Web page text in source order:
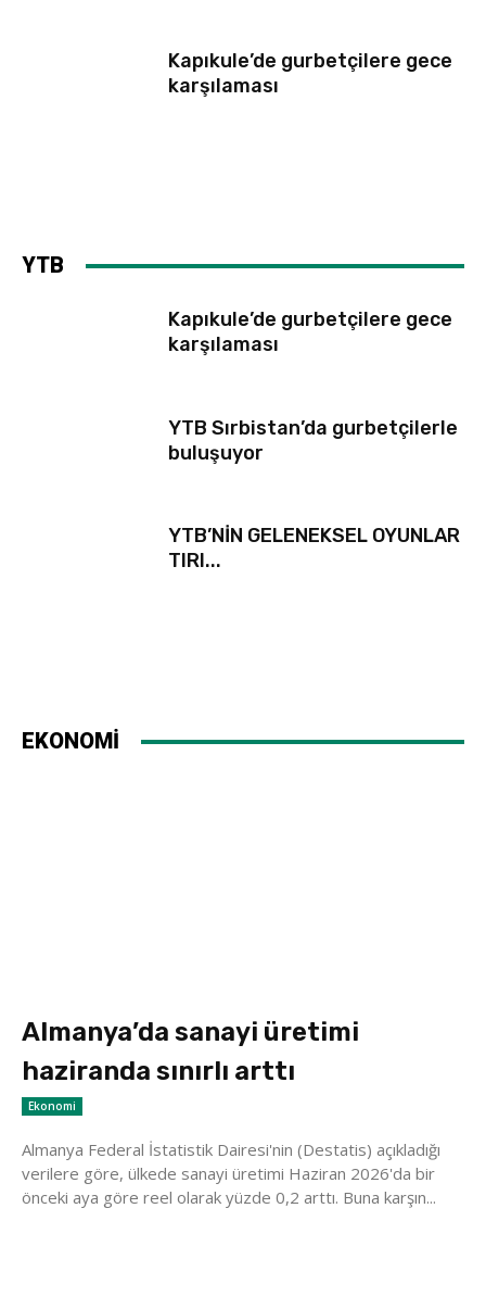
Kapıkule’de gurbetçilere gece
karşılaması
YTB
Kapıkule’de gurbetçilere gece
karşılaması
YTB Sırbistan’da gurbetçilerle
buluşuyor
YTB’NİN GELENEKSEL OYUNLAR
TIRI...
EKONOMİ
Almanya’da sanayi üretimi
haziranda sınırlı arttı
Ekonomi
Almanya Federal İstatistik Dairesi'nin (Destatis) açıkladığı
verilere göre, ülkede sanayi üretimi Haziran 2026'da bir
önceki aya göre reel olarak yüzde 0,2 arttı. Buna karşın...